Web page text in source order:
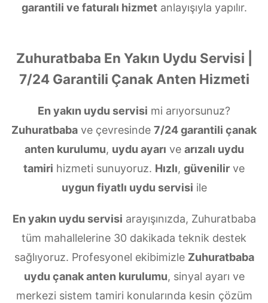
garantili ve faturalı hizmetanlayışıyla yapılır.
Zuhuratbaba En Yakın Uydu Servisi |
7/24 Garantili Çanak Anten Hizmeti
En yakın uydu servisi mi arıyorsunuz?
Zuhuratbaba ve çevresinde 7/24 garantili çanak
anten kurulumu, uydu ayarı ve arızalı uydu
tamiri hizmeti sunuyoruz. Hızlı, güvenilir ve
uygun fiyatlı uydu servisi ile
En yakın uydu servisi arayışınızda, Zuhuratbaba
tüm mahallelerine 30 dakikada teknik destek
sağlıyoruz. Profesyonel ekibimizle Zuhuratbaba
uydu çanak anten kurulumu, sinyal ayarı ve
merkezi sistem tamiri konularında kesin çözüm